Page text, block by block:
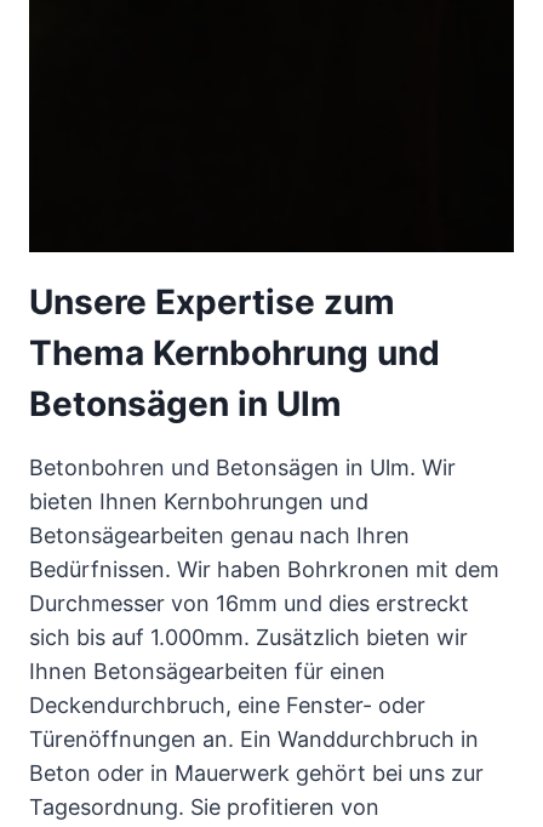
Unsere Expertise zum
Thema Kernbohrung und
Betonsägen in Ulm
Betonbohren und Betonsägen in Ulm. Wir
bieten Ihnen Kernbohrungen und
Betonsägearbeiten genau nach Ihren
Bedürfnissen. Wir haben Bohrkronen mit dem
Durchmesser von 16mm und dies erstreckt
sich bis auf 1.000mm. Zusätzlich bieten wir
Ihnen Betonsägearbeiten für einen
Deckendurchbruch, eine Fenster- oder
Türenöffnungen an. Ein Wanddurchbruch in
Beton oder in Mauerwerk gehört bei uns zur
Tagesordnung. Sie profitieren von